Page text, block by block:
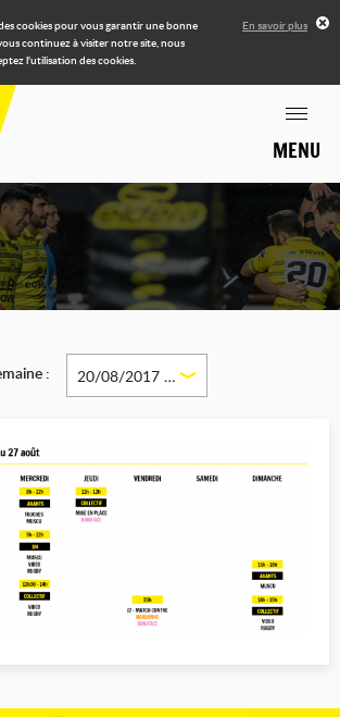
cookies pour vous garantir une bonne
continuez à visiter notre site, nous
l'utilisation des cookies.
En savoir plus
MENU
: 20/08/2017 - 26/08/2017